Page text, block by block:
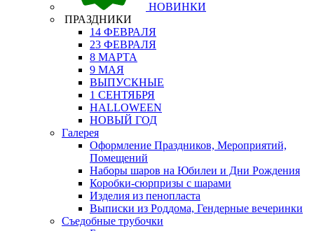
НОВИНКИ
ПРАЗДНИКИ
14 ФЕВРАЛЯ
23 ФЕВРАЛЯ
8 МАРТА
9 МАЯ
ВЫПУСКНЫЕ
1 СЕНТЯБРЯ
HALLOWEEN
НОВЫЙ ГОД
Галерея
Оформление Праздников, Мероприятий,
Помещений
Наборы шаров на Юбилеи и Дни Рождения
Коробки-сюрпризы с шарами
Изделия из пенопласта
Выписки из Роддома, Гендерные вечеринки
Съедобные трубочки